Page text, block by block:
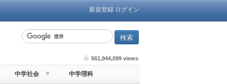
新規登録 ログイン
561,944,099 views
中学社会 中学理科